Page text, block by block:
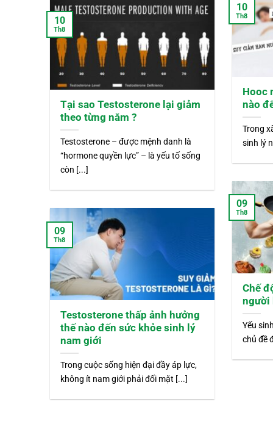
Hooc
nào
Trong
sinh lý
10
Th8
Tại sao Testosterone lại giảm
theo từng năm ?
Testosterone – được mệnh danh là
“hormone quyền lực” – là yếu tố sống
còn [...]
10
Th8
Chế
người
Yếu
chủ đề
09
Th8
Testosterone thấp ảnh hưởng
thế nào đến sức khỏe sinh lý
nam giới
Trong cuộc sống hiện đại đầy áp lực,
không ít nam giới phải đối mặt [...]
09
Th8